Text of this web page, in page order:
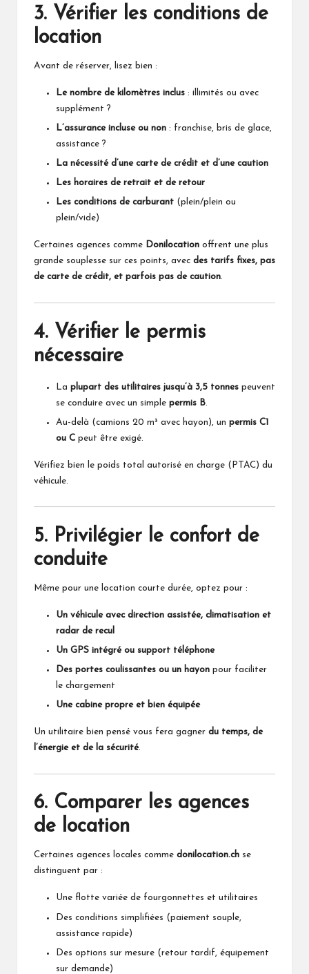
3. Vérifier les conditions de
location
Avant de réserver, lisez bien :
Le nombre de kilomètres inclus : illimités ou avec
supplément ?
L’assurance incluse ou non : franchise, bris de glace,
assistance ?
La nécessité d’une carte de crédit et d’une caution
Les horaires de retrait et de retour
Les conditions de carburant (plein/plein ou
plein/vide)
Certaines agences comme Donilocation offrent une plus
grande souplesse sur ces points, avec des tarifs fixes, pas
de carte de crédit, et parfois pas de caution.
4. Vérifier le permis
nécessaire
La plupart des utilitaires jusqu’à 3,5 tonnes peuvent
se conduire avec un simple permis B.
Au-delà (camions 20 m³ avec hayon), un permis C1
ou C peut être exigé.
Vérifiez bien le poids total autorisé en charge (PTAC) du
véhicule.
5. Privilégier le confort de
conduite
Même pour une location courte durée, optez pour :
Un véhicule avec direction assistée, climatisation et
radar de recul
Un GPS intégré ou support téléphone
Des portes coulissantes ou un hayon pour faciliter
le chargement
Une cabine propre et bien équipée
Un utilitaire bien pensé vous fera gagner du temps, de
l’énergie et de la sécurité.
6. Comparer les agences
de location
Certaines agences locales comme donilocation.ch se
distinguent par :
Une flotte variée de fourgonnettes et utilitaires
Des conditions simplifiées (paiement souple,
assistance rapide)
Des options sur mesure (retour tardif, équipement
sur demande)